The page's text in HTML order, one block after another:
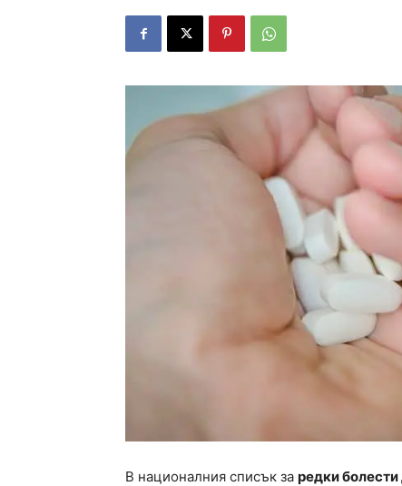
В националния списък за редки